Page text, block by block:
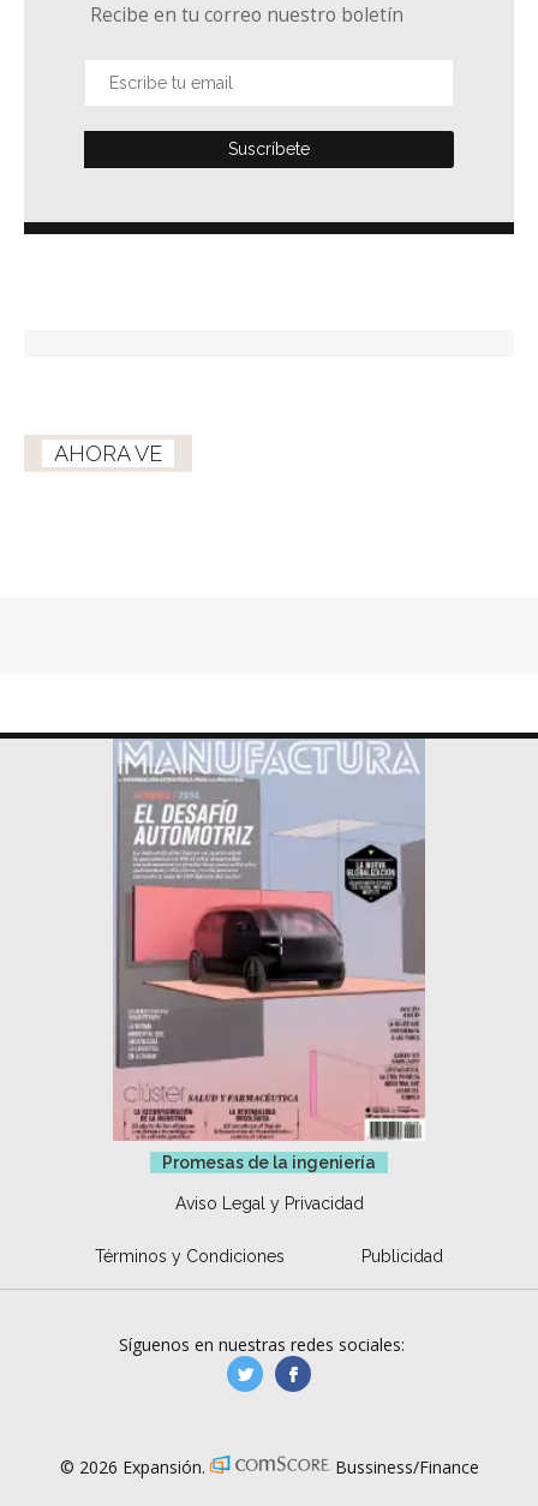
Recibe en tu correo nuestro boletín
AHORA VE
Promesas de la ingeniería
Aviso Legal y Privacidad
Términos y Condiciones Publicidad
Síguenos en nuestras redes sociales:
manufacturaGE
© 2026 Expansión. Bussiness/Finance